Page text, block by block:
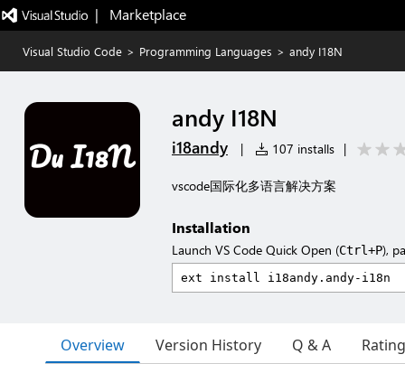
|   Marketplace
Visual Studio Code > Programming Languages > andy I18N
andy I18N
i18andy | 107 installs |
vscode国际化多语言解决方案
Installation
Launch VS Code Quick Open (Ctrl+P),
Overview Version History Q & A